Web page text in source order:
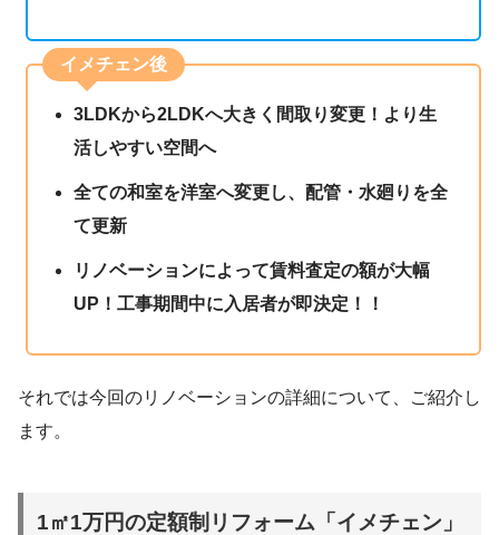
イメチェン後
3LDKから2LDKへ大きく間取り変更！より生
活しやすい空間へ
全ての和室を洋室へ変更し、配管・水廻りを全
て更新
リノベーションによって賃料査定の額が大幅
UP！工事期間中に入居者が即決定！！
それでは今回のリノベーションの詳細について、ご紹介し
ます。
1㎡1万円の定額制リフォーム「イメチェン」